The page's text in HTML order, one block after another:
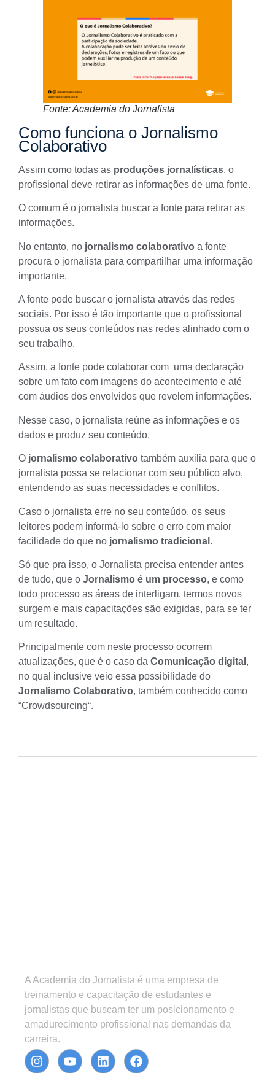
Fonte: Academia do Jornalista
Como funciona o Jornalismo
Colaborativo
Assim como todas as produções jornalísticas, o
profissional deve retirar as informações de uma fonte.
O comum é o jornalista buscar a fonte para retirar as
informações.
No entanto, no jornalismo colaborativo a fonte
procura o jornalista para compartilhar uma informação
importante.
A fonte pode buscar o jornalista através das redes
sociais. Por isso é tão importante que o profissional
possua os seus conteúdos nas redes alinhado com o
seu trabalho.
Assim, a fonte pode colaborar com uma declaração
sobre um fato com imagens do acontecimento e até
com áudios dos envolvidos que revelem informações.
Nesse caso, o jornalista reúne as informações e os
dados e produz seu conteúdo.
O jornalismo colaborativo também auxilia para que o
jornalista possa se relacionar com seu público alvo,
entendendo as suas necessidades e conflitos.
Caso o jornalista erre no seu conteúdo, os seus
leitores podem informá-lo sobre o erro com maior
facilidade do que no jornalismo tradicional .
Só que pra isso, o Jornalista precisa entender antes
de tudo, que o Jornalismo é um processo, e como
todo processo as áreas de interligam, termos novos
surgem e mais capacitações são exigidas, para se ter
um resultado.
Principalmente com neste processo ocorrem
atualizações, que é o caso da Comunicação digital ,
no qual inclusive veio essa possibilidade do
Jornalismo Colaborativo, também conhecido como
“Crowdsourcing“.
A Academia do Jornalista é uma empresa de
treinamento e capacitação de estudantes e
jornalistas que buscam ter um posicionamento e
amadurecimento profissional nas demandas da
carreira.